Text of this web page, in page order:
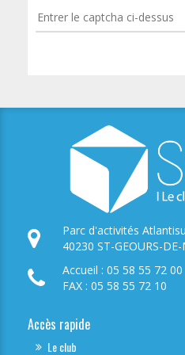
Parc d'activités
40230 ST-GEOURS-
Accueil : 05 58 55 72 00
FAX : 05 58 55 72 10
Accès rapide
Le club